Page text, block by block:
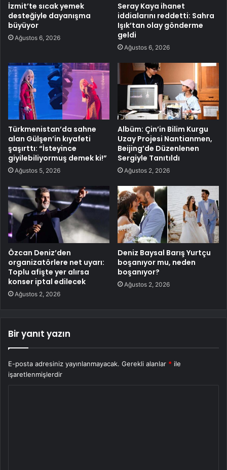
İzmit’te sıcak yemek
desteğiyle dayanışma
büyüyor
Ağustos 6, 2026
Seray Kaya ihanet
iddialarını reddetti: Sahra
Işık’tan olay gönderme
geldi
Ağustos 6, 2026
Türkmenistan’da sahne
alan Gülşen’in kıyafeti
şaşırttı: “İsteyince
giyilebiliyormuş demek ki!”
Ağustos 5, 2026
Albüm: Çin’in Bilim Kurgu
Uzay Projesi Nantianmen,
Beijing’de Düzenlenen
Sergiyle Tanıtıldı
Ağustos 2, 2026
Özcan Deniz’den
organizatörlere net uyarı:
Toplu afişte yer alırsa
konser iptal edilecek
Ağustos 2, 2026
Deniz Baysal Barış Yurtçu
boşanıyor mu, neden
boşanıyor?
Ağustos 2, 2026
Bir yanıt yazın
E-posta adresiniz yayınlanmayacak. Gerekli alanlar * ile
işaretlenmişlerdir